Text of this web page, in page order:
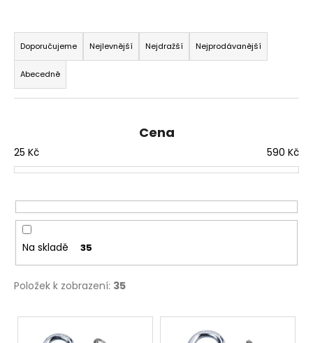
Ř
a
z
e
n
r
o
u
k
ů
Doporučujeme Nejlevnější Nejdražší Nejprodávanější
Abecedně
Cena
25 Kč 590 Kč
Na skladě 35
Položek k zobrazení: 35
V
o
p
o
u
č
u
e
m